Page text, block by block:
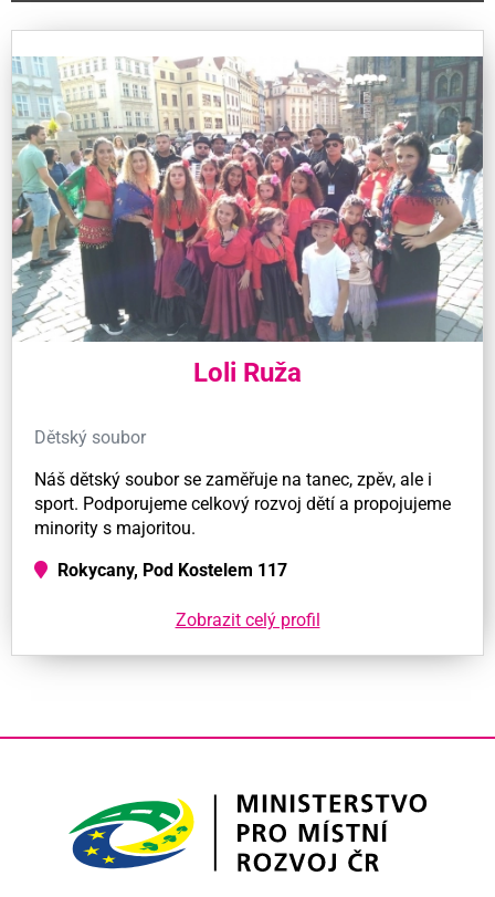
Loli Ruža
Dětský soubor
Náš dětský soubor se zaměřuje na tanec, zpěv, ale i
sport. Podporujeme celkový rozvoj dětí a propojujeme
minority s majoritou.
Rokycany, Pod Kostelem 117
Zobrazit celý profil